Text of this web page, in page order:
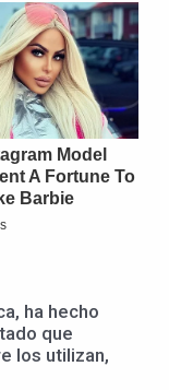
ha hecho
que
los utilizan,